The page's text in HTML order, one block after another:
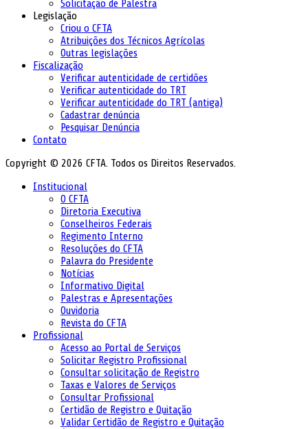
Solicitação de Palestra
Legislação
Criou o CFTA
Atribuições dos Técnicos Agrícolas
Outras legislações
Fiscalização
Verificar autenticidade de certidões
Verificar autenticidade do TRT
Verificar autenticidade do TRT (antiga)
Cadastrar denúncia
Pesquisar Denúncia
Contato
Copyright © 2026 CFTA. Todos os Direitos Reservados.
Institucional
O CFTA
Diretoria Executiva
Conselheiros Federais
Regimento Interno
Resoluções do CFTA
Palavra do Presidente
Notícias
Informativo Digital
Palestras e Apresentações
Ouvidoria
Revista do CFTA
Profissional
Acesso ao Portal de Serviços
Solicitar Registro Profissional
Consultar solicitação de Registro
Taxas e Valores de Serviços
Consultar Profissional
Certidão de Registro e Quitação
Validar Certidão de Registro e Quitação